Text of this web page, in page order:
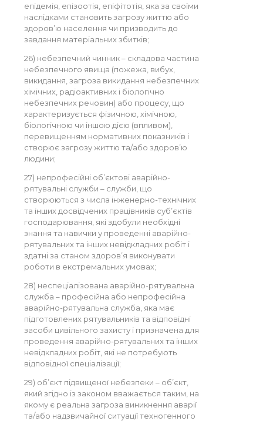
епідемія, епізоотія, епіфітотія, яка за своїми
наслідками становить загрозу життю або
здоров’ю населення чи призводить до
завдання матеріальних збитків;
26) небезпечний чинник – складова частина
небезпечного явища (пожежа, вибух,
викидання, загроза викидання небезпечних
хімічних, радіоактивних і біологічно
небезпечних речовин) або процесу, що
характеризується фізичною, хімічною,
біологічною чи іншою дією (впливом),
перевищенням нормативних показників і
створює загрозу життю та/або здоров’ю
людини;
27) непрофесійні об’єктові аварійно-
рятувальні служби – служби, що
створюються з числа інженерно-технічних
та інших досвідчених працівників суб’єктів
господарювання, які здобули необхідні
знання та навички у проведенні аварійно-
рятувальних та інших невідкладних робіт і
здатні за станом здоров’я виконувати
роботи в екстремальних умовах;
28) неспеціалізована аварійно-рятувальна
служба – професійна або непрофесійна
аварійно-рятувальна служба, яка має
підготовлених рятувальників та відповідні
засоби цивільного захисту і призначена для
проведення аварійно-рятувальних та інших
невідкладних робіт, які не потребують
відповідної спеціалізації;
29) об’єкт підвищеної небезпеки – об’єкт,
який згідно із законом вважається таким, на
якому є реальна загроза виникнення аварії
та/або надзвичайної ситуації техногенного